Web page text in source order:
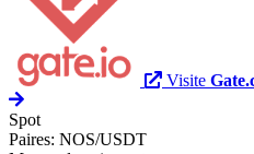
Visite
Spot
Paires: NOS/USDT